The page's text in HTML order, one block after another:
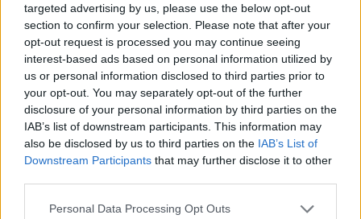
targeted advertising by us, please use the below opt-out
section to confirm your selection. Please note that after your
opt-out request is processed you may continue seeing
interest-based ads based on personal information utilized by
us or personal information disclosed to third parties prior to
your opt-out. You may separately opt-out of the further
disclosure of your personal information by third parties on the
IAB’s list of downstream participants. This information may
also be disclosed by us to third parties on the IAB’s List of
Downstream Participants that may further disclose it to other
Personal Data Processing Opt Outs
A baleset június 14-én este a 65-ös vasútvonalon történt,
amikor a retró festésű, 001-es pályaszámú szerelvény
Villány elhagyása után Mohács felé tartott. A HBweb
szakportál tájékoztatása szerint a kidőlt fával való ütközés
komoly károkat okozott a motorkocsiban. Ez a szerelvény
hazánk legelső Bzmotja, amelyet a csehszlovák Vagonka
Studénka gyártott. A könnyűszerkezetes...
KEDVES OLVASÓNK!
A keresett cikk a portfolio.hu hírarchívumához